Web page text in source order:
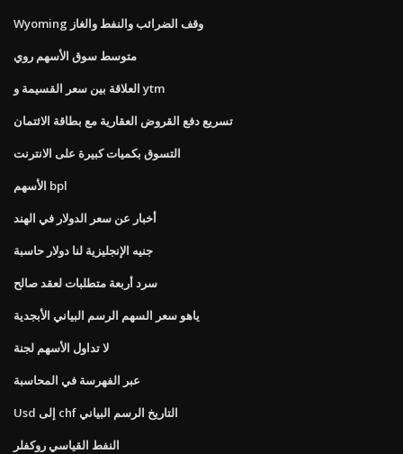
Wyoming وقف الضرائب والنفط والغاز
متوسط ​​سوق الأسهم روي
العلاقة بين سعر القسيمة و ytm
تسريع دفع القروض العقارية مع بطاقة الائتمان
التسوق بكميات كبيرة على الانترنت
الأسهم bpl
أخبار عن سعر الدولار في الهند
جنيه الإنجليزية لنا دولار حاسبة
سرد أربعة متطلبات لعقد صالح
ياهو سعر السهم الرسم البياني الأبجدية
لا تداول الأسهم لجنة
عبر الفهرسة في المحاسبة
Usd إلى chf التاريخ الرسم البياني
النفط القياسي روكفلر